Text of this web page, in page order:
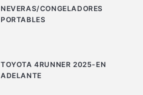
NEVERAS/CONGELADORES
PORTABLES
TOYOTA 4RUNNER 2025-EN
ADELANTE